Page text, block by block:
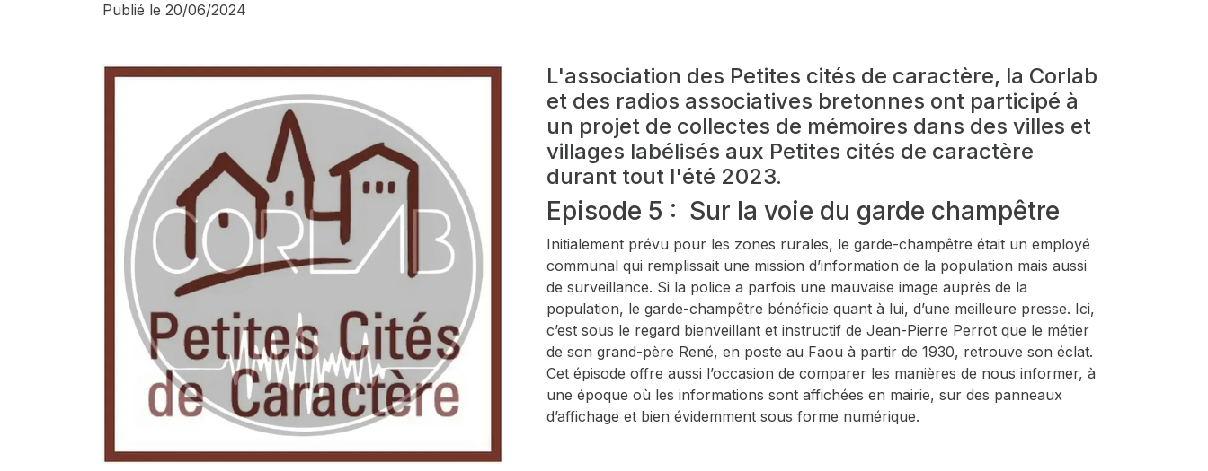
Publié le 20/06/2024
L'association des Petites cités de caractère, la Corlab
et des radios associatives bretonnes ont participé à
un projet de collectes de mémoires dans des villes et
villages labélisés aux Petites cités de caractère
durant tout l'été 2023.
Episode 5 : Sur la voie du garde champêtre
Initialement prévu pour les zones rurales, le garde-champêtre était un employé
communal qui remplissait une mission d’information de la population mais aussi
de surveillance. Si la police a parfois une mauvaise image auprès de la
population, le garde-champêtre bénéficie quant à lui, d’une meilleure presse. Ici,
c’est sous le regard bienveillant et instructif de Jean-Pierre Perrot que le métier
de son grand-père René, en poste au Faou à partir de 1930, retrouve son éclat.
Cet épisode offre aussi l’occasion de comparer les manières de nous informer, à
une époque où les informations sont affichées en mairie, sur des panneaux
d’affichage et bien évidemment sous forme numérique.